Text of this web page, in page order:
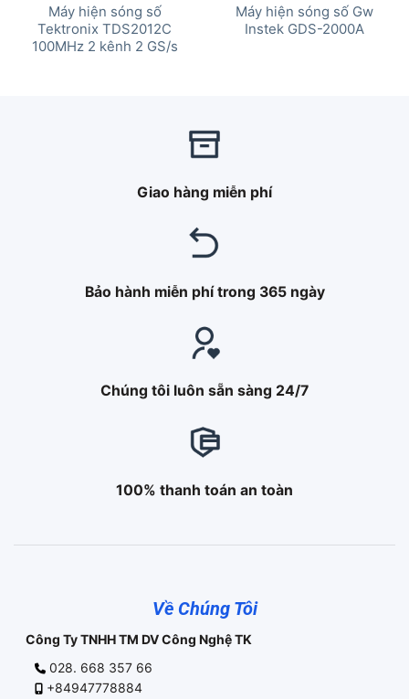
Máy hiện sóng số
Tektronix TDS2012C
100MHz 2 kênh 2 GS/s
Máy hiện sóng số Gw
Instek GDS-2000A
Giao hàng miễn phí
Bảo hành miễn phí trong 365 ngày
Chúng tôi luôn sẵn sàng 24/7
100% thanh toán an toàn
Về Chúng Tôi
Công Ty TNHH TM DV Công Nghệ TK
028. 668 357 66
+84947778884